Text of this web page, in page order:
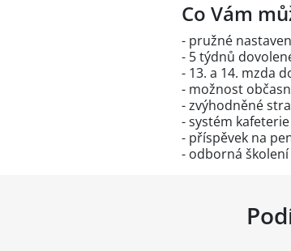
Co Vám
- pružné
- 5 týdnů
- 13. a 14. mzda
- možnost
- zvýhodněné
- systém
- příspěvek na
- odborná